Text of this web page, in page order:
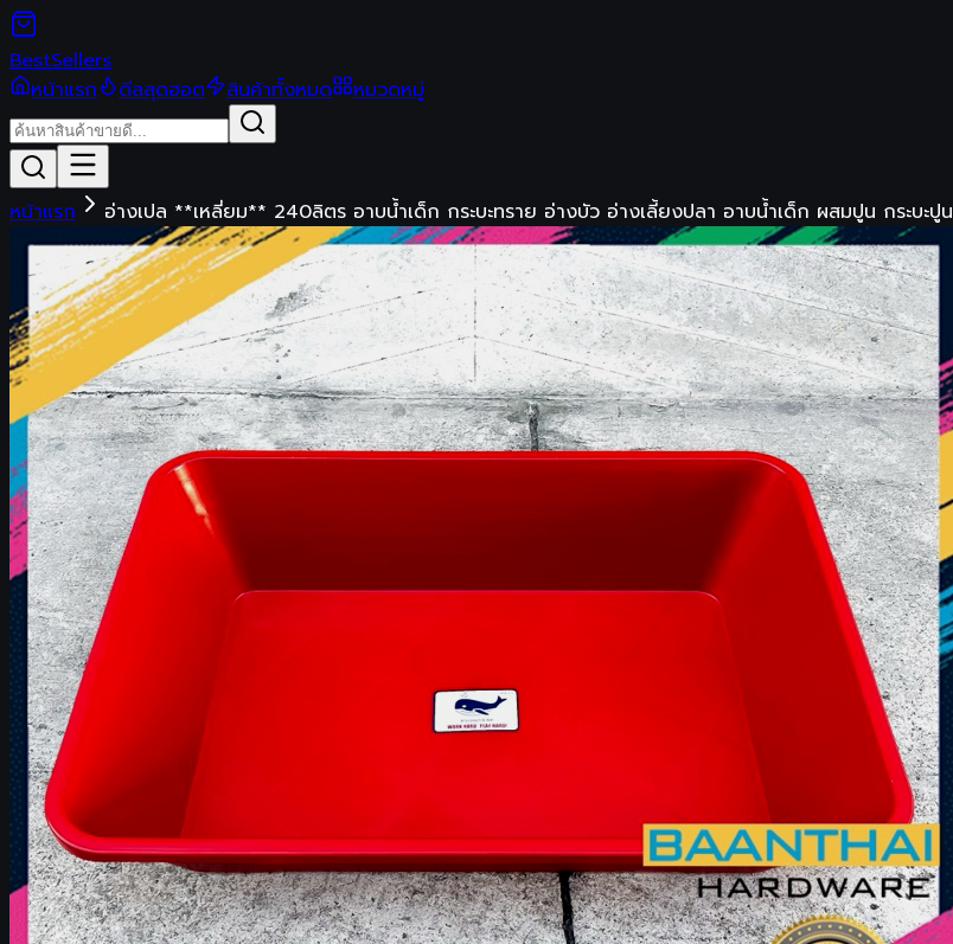
BestSellers
หน้าแรก
ดีลสุดฮอต สินค้าทั้งหมด หมวดหมู่
หน้าแรก อ่างเปล **เหลี่ยม** 240ลิตร อาบน้ำเด็ก กระบะทราย อ่างบัว อ่างเลี้ยงปลา อาบน้ำเด็ก ผสมปูน กระบะปูน